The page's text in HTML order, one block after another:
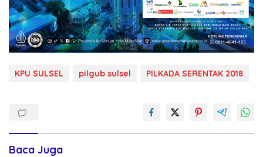
KPU SULSEL pilgub sulsel PILKADA SERENTAK 2018
Baca Juga